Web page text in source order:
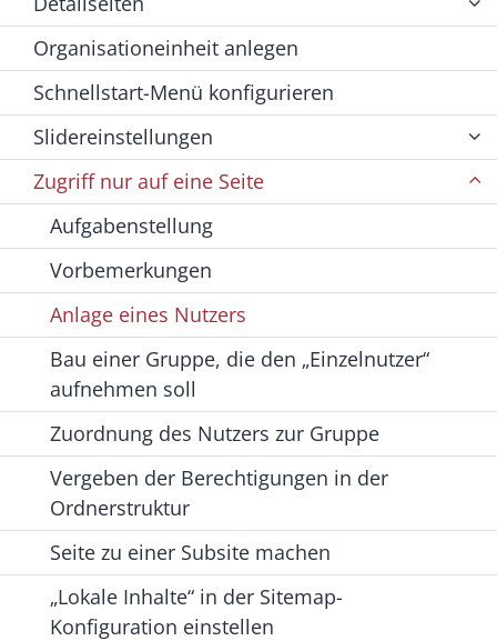
Organisationeinheit anlegen
Schnellstart-Menü konfigurieren
Slidereinstellungen
Zugriff nur auf eine Seite
Aufgabenstellung
Vorbemerkungen
Anlage eines Nutzers
Bau einer Gruppe, die den „Einzelnutzer“
aufnehmen soll
Zuordnung des Nutzers zur Gruppe
Vergeben der Berechtigungen in der
Ordnerstruktur
Seite zu einer Subsite machen
„Lokale Inhalte“ in der Sitemap-
Konfiguration einstellen